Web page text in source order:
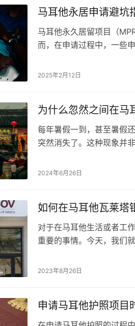
马耳他永居申请避坑
马耳他永久居留项目（
而，在申请过程中，一些
好地准备申请材料，提高
2025年2月12日
为什么忽然之间在马
每年暑假一到，甚至暑假
突然消失了。这种现象并
关键因素。 一、想家和对
2024年6月26日
如何在马耳他瓦莱塔
对于在马耳他生活或者工
重要的事情。今天，我们
商业银行，拥有良好的服
2023年8月26日
申请马耳他护照项目